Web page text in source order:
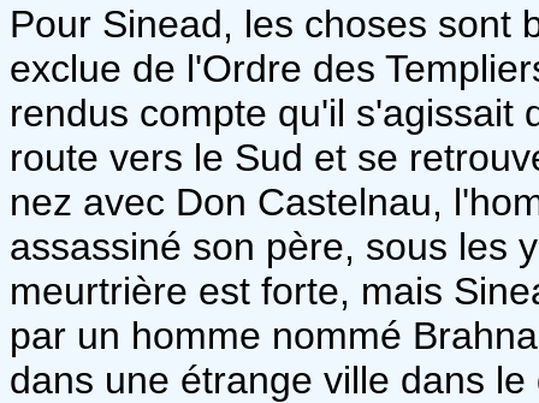
Pour Sinead, les choses sont
exclue de l'Ordre des
rendus compte qu'il s'agissait
route vers le Sud et se
nez avec Don Castelnau,
assassiné son père, sous les
meurtrière est forte, mais
par un homme nommé
dans une étrange ville dans